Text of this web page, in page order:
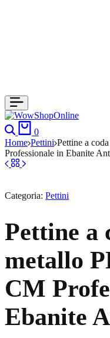
Cerca
0
Home Pettini Pettine a
Professionale in Ebanite
Categoria: Pettini
Pettine a
metallo
CM
Ebanite